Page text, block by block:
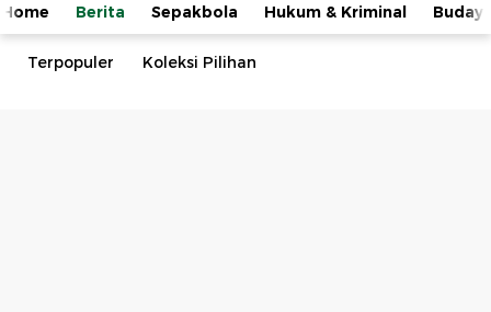
Home Berita Sepakbola Hukum & Kriminal
Terpopuler Koleksi Pilihan